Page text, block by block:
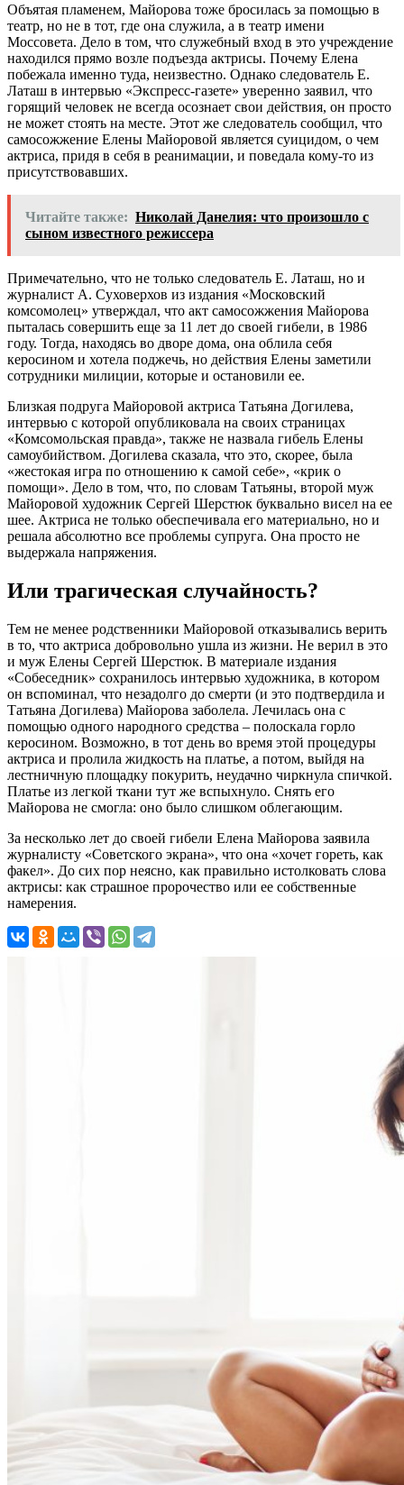
Объятая пламенем, Майорова тоже бросилась за помощью в
театр, но не в тот, где она служила, а в театр имени
Моссовета. Дело в том, что служебный вход в это учреждение
находился прямо возле подъезда актрисы. Почему Елена
побежала именно туда, неизвестно. Однако следователь Е.
Латаш в интервью «Экспресс-газете» уверенно заявил, что
горящий человек не всегда осознает свои действия, он просто
не может стоять на месте. Этот же следователь сообщил, что
самосожжение Елены Майоровой является суицидом, о чем
актриса, придя в себя в реанимации, и поведала кому-то из
присутствовавших.
Читайте также: Николай Данелия: что произошло с
сыном известного режиссера
Примечательно, что не только следователь Е. Латаш, но и
журналист А. Суховерхов из издания «Московский
комсомолец» утверждал, что акт самосожжения Майорова
пыталась совершить еще за 11 лет до своей гибели, в 1986
году. Тогда, находясь во дворе дома, она облила себя
керосином и хотела поджечь, но действия Елены заметили
сотрудники милиции, которые и остановили ее.
Близкая подруга Майоровой актриса Татьяна Догилева,
интервью с которой опубликовала на своих страницах
«Комсомольская правда», также не назвала гибель Елены
самоубийством. Догилева сказала, что это, скорее, была
«жестокая игра по отношению к самой себе», «крик о
помощи». Дело в том, что, по словам Татьяны, второй муж
Майоровой художник Сергей Шерстюк буквально висел на ее
шее. Актриса не только обеспечивала его материально, но и
решала абсолютно все проблемы супруга. Она просто не
выдержала напряжения.
Или трагическая случайность?
Тем не менее родственники Майоровой отказывались верить
в то, что актриса добровольно ушла из жизни. Не верил в это
и муж Елены Сергей Шерстюк. В материале издания
«Собеседник» сохранилось интервью художника, в котором
он вспоминал, что незадолго до смерти (и это подтвердила и
Татьяна Догилева) Майорова заболела. Лечилась она с
помощью одного народного средства – полоскала горло
керосином. Возможно, в тот день во время этой процедуры
актриса и пролила жидкость на платье, а потом, выйдя на
лестничную площадку покурить, неудачно чиркнула спичкой.
Платье из легкой ткани тут же вспыхнуло. Снять его
Майорова не смогла: оно было слишком облегающим.
За несколько лет до своей гибели Елена Майорова заявила
журналисту «Советского экрана», что она «хочет гореть, как
факел». До сих пор неясно, как правильно истолковать слова
актрисы: как страшное пророчество или ее собственные
намерения.